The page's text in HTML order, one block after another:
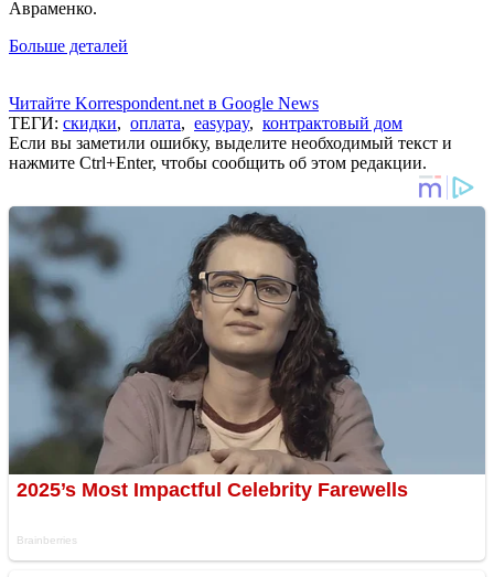
Авраменко.
Больше деталей
Читайте Korrespondent.net в Google News
ТЕГИ: скидки, оплата, easypay, контрактовый дом
Если вы заметили ошибку, выделите необходимый текст и
нажмите Ctrl+Enter, чтобы сообщить об этом редакции.